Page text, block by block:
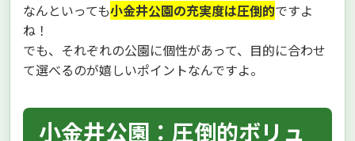
なんといっても小金井公園の充実度は圧倒的ですよ
ね！
でも、それぞれの公園に個性があって、目的に合わせ
て選べるのが嬉しいポイントなんですよ。
小金井公園：圧倒的ボリュ